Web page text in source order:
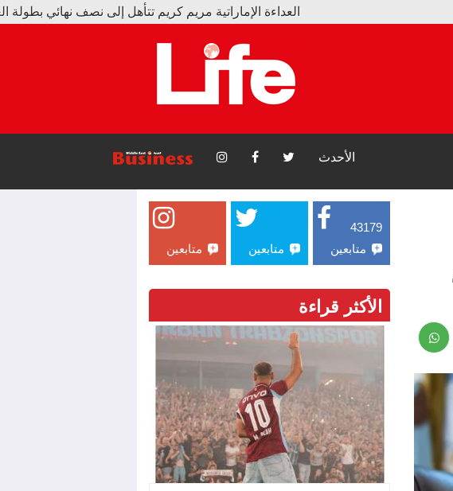
العداءة الإماراتية مريم كريم تتأهل إلى نصف نهائي بطولة العالم
الأحدث
43179
متابعين
متابعين متابعين
الأكثر قراءة